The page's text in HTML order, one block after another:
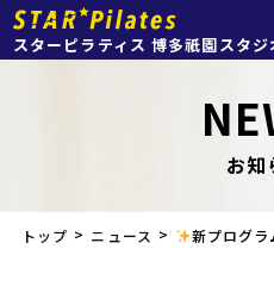
スターピラティス 博多祇園スタジ
お知
トップ ニュース 新プログ